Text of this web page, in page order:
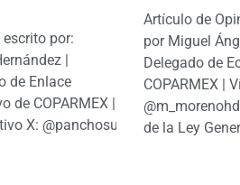
por:
|
de Enlace
de COPARMEX |
X: @panchosuarezh
Artículo de
por Miguel
Delegado de
COPARMEX |
de la Ley